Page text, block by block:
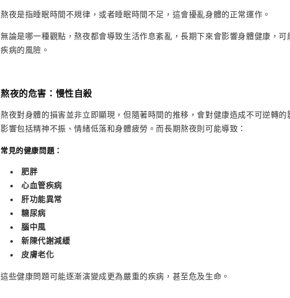
熬夜是指睡眠時間不規律，或者睡眠時間不足，這會擾亂身體的正常運作。
無論是哪一種觀點，熬夜都會導致生活作息紊亂，長期下來會影響身體健康，可
疾病的風險。
熬夜的危害：慢性自殺
熬夜對身體的損害並非立即顯現，但隨著時間的推移，會對健康造成不可逆轉的
影響包括精神不振、情緒低落和身體疲勞。而長期熬夜則可能導致：
常見的健康問題：
肥胖
心血管疾病
肝功能異常
糖尿病
腦中風
新陳代謝減緩
皮膚老化
這些健康問題可能逐漸演變成更為嚴重的疾病，甚至危及生命。